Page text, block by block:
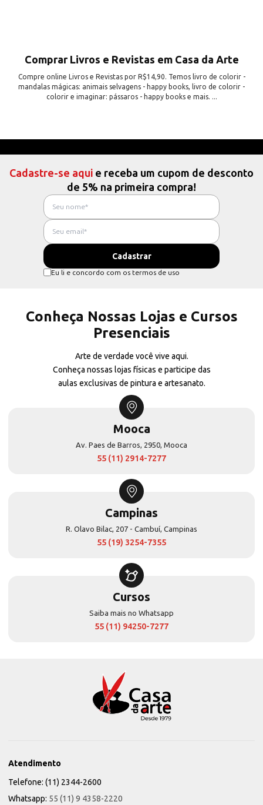
Comprar Livros e Revistas em Casa da Arte
Compre online Livros e Revistas por R$14,90. Temos livro de colorir -
mandalas mágicas: animais selvagens - happy books, livro de colorir -
colorir e imaginar: pássaros - happy books e mais. ...
Cadastre-se aqui e receba um cupom de desconto
de 5% na primeira compra!
Eu li e concordo com os termos de uso
Conheça Nossas Lojas e Cursos
Presenciais
Arte de verdade você vive aqui.
Conheça nossas lojas físicas e participe das
aulas exclusivas de pintura e artesanato.
Mooca
Av. Paes de Barros, 2950, Mooca
55 (11) 2914-7277
Campinas
R. Olavo Bilac, 207 - Cambuí, Campinas
55 (19) 3254-7355
Cursos
Saiba mais no Whatsapp
55 (11) 94250-7277
Atendimento
Telefone: (11) 2344-2600
Whatsapp: 55 (11) 9 4358-2220